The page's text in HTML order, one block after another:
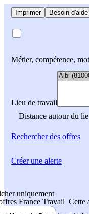
Imprimer Besoin
Métier, compétence,
Lieu de travail
Distance autour du
Rechercherdes offres
uniquement
France Travail Cette
Créer une alerte